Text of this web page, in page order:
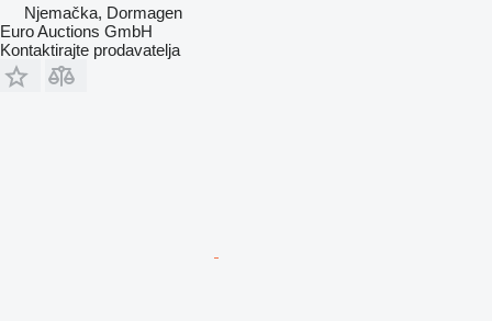
Njemačka, Dormagen
Euro Auctions GmbH
Kontaktirajte prodavatelja